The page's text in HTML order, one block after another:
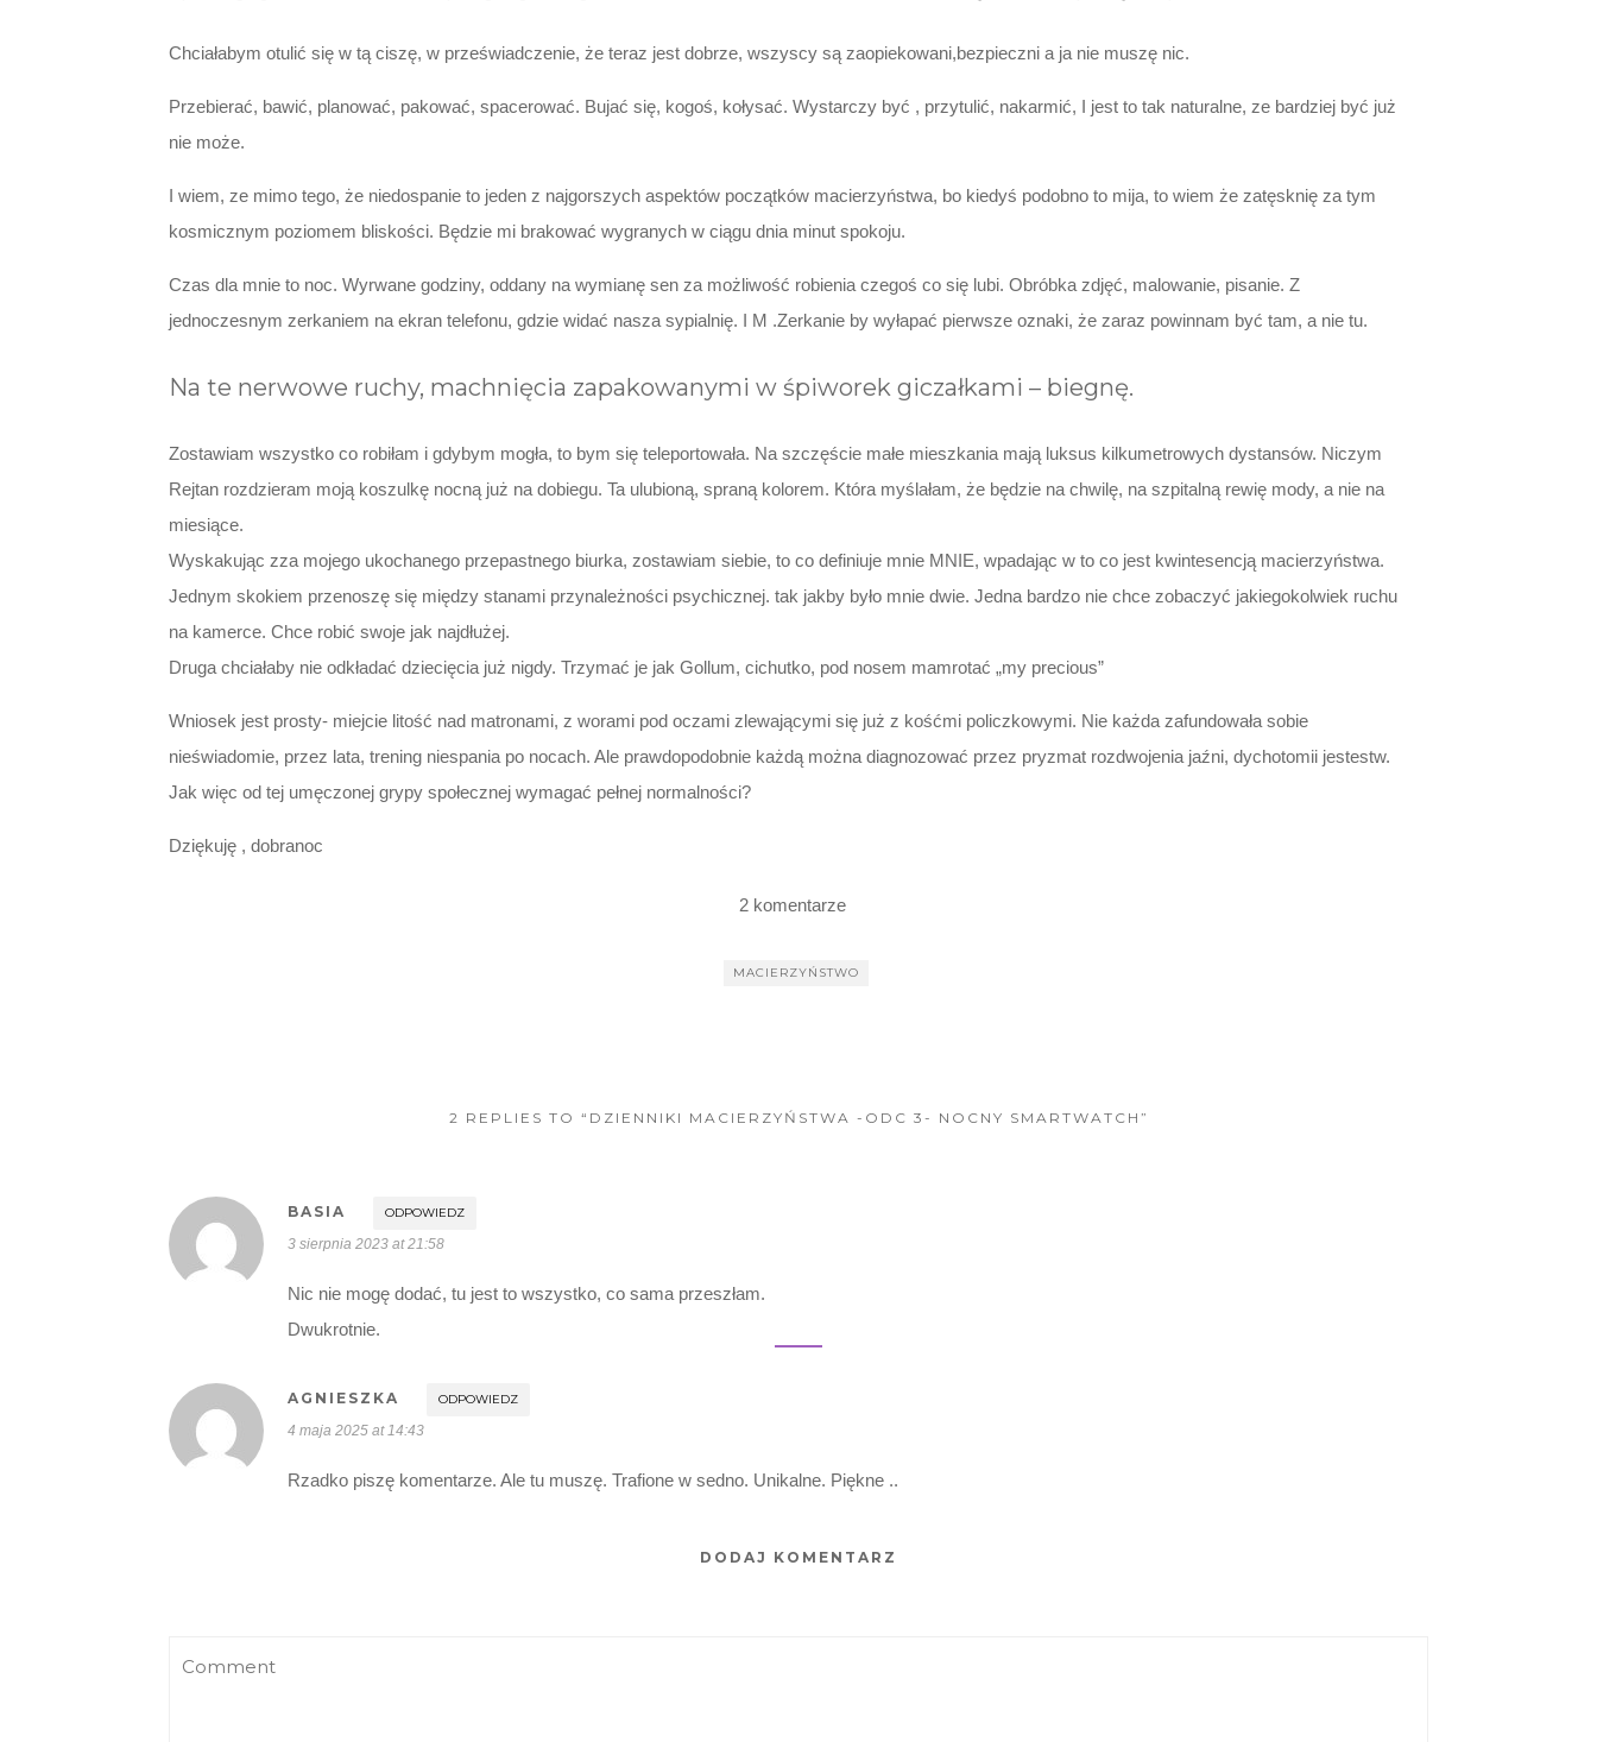
Chciałabym otulić się w tą ciszę, w przeświadczenie, że teraz jest dobrze, wszyscy są zaopiekowani,bezpieczni a ja nie muszę nic.
Przebierać, bawić, planować, pakować, spacerować. Bujać się, kogoś, kołysać. Wystarczy być , przytulić, nakarmić, I jest to tak naturalne, ze bardziej być już
nie może.
I wiem, ze mimo tego, że niedospanie to jeden z najgorszych aspektów początków macierzyństwa, bo kiedyś podobno to mija, to wiem że zatęsknię za tym
kosmicznym poziomem bliskości. Będzie mi brakować wygranych w ciągu dnia minut spokoju.
Czas dla mnie to noc. Wyrwane godziny, oddany na wymianę sen za możliwość robienia czegoś co się lubi. Obróbka zdjęć, malowanie, pisanie. Z
jednoczesnym zerkaniem na ekran telefonu, gdzie widać nasza sypialnię. I M .Zerkanie by wyłapać pierwsze oznaki, że zaraz powinnam być tam, a nie tu.
Na te nerwowe ruchy, machnięcia zapakowanymi w śpiworek giczałkami – biegnę.
Zostawiam wszystko co robiłam i gdybym mogła, to bym się teleportowała. Na szczęście małe mieszkania mają luksus kilkumetrowych dystansów. Niczym
Rejtan rozdzieram moją koszulkę nocną już na dobiegu. Ta ulubioną, spraną kolorem. Która myślałam, że będzie na chwilę, na szpitalną rewię mody, a nie na
miesiące.
Wyskakując zza mojego ukochanego przepastnego biurka, zostawiam siebie, to co definiuje mnie MNIE, wpadając w to co jest kwintesencją macierzyństwa.
Jednym skokiem przenoszę się między stanami przynależności psychicznej. tak jakby było mnie dwie. Jedna bardzo nie chce zobaczyć jakiegokolwiek ruchu
na kamerce. Chce robić swoje jak najdłużej.
Druga chciałaby nie odkładać dziecięcia już nigdy. Trzymać je jak Gollum, cichutko, pod nosem mamrotać „my precious”
Wniosek jest prosty- miejcie litość nad matronami, z worami pod oczami zlewającymi się już z kośćmi policzkowymi. Nie każda zafundowała sobie
nieświadomie, przez lata, trening niespania po nocach. Ale prawdopodobnie każdą można diagnozować przez pryzmat rozdwojenia jaźni, dychotomii jestestw.
Jak więc od tej umęczonej grypy społecznej wymagać pełnej normalności?
Dziękuję , dobranoc
2 komentarze
MACIERZYŃSTWO
2 REPLIES TO “DZIENNIKI MACIERZYŃSTWA -ODC 3- NOCNY SMARTWATCH”
BASIA ODPOWIEDZ
3 sierpnia 2023 at 21:58
Nic nie mogę dodać, tu jest to wszystko, co sama przeszłam.
Dwukrotnie.
AGNIESZKA ODPOWIEDZ
4 maja 2025 at 14:43
Rzadko piszę komentarze. Ale tu muszę. Trafione w sedno. Unikalne. Piękne ..
DODAJ KOMENTARZ